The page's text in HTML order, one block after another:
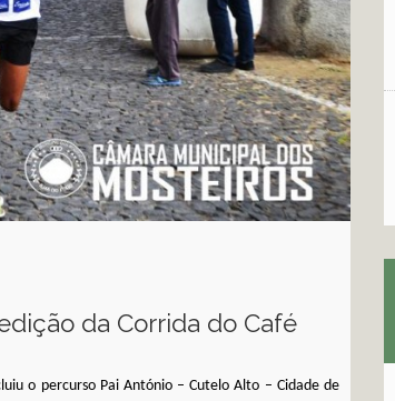
da Corrida do Café
o percurso Pai António – Cutelo Alto – Cidade de